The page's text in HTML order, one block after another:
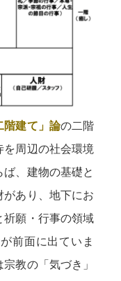
階建て」論の二階
を周辺の社会環境
、建物の基礎と
があり、地下にお
祈願・行事の領域
前面に出ていま
教の「気づき」